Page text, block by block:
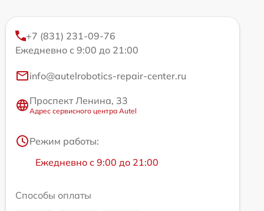
+7 (831) 231-09-76
Ежедневно с 9:00 до 21:00
info@autelrobotics-repair-center.ru
Проспект Ленина, 33
Адрес сервисного центра Autel
Режим работы:
Ежедневно с 9:00 до 21:00
Способы оплаты